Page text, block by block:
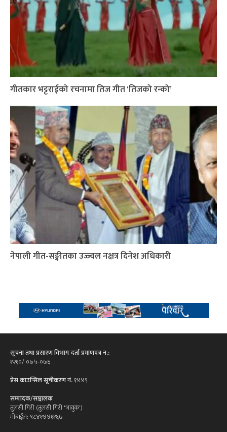
गीतकार भट्टराईको रचनामा तिज गीत ‘तिजको रन्को’
नेपाली गीत-सङ्गीतका उज्ज्वल नक्षत्र दिनेश अधिकारी
सूचना तथा प्रसारण विभाग दर्ता प्रमाणपत्र न.:
१२१०/ ०७५-०७६
प्रेस काउन्सिल सूचीकरण नं.१४४९
सम्पादक/सञ्चालक
तुलसी गिरी (तुलसी गिरी 'भावुक')
मोबाईल: ९८४१४४११६७